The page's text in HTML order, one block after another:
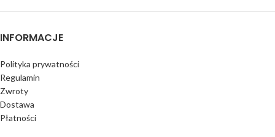
INFORMACJE
Polityka prywatności
Regulamin
Zwroty
Dostawa
Płatności